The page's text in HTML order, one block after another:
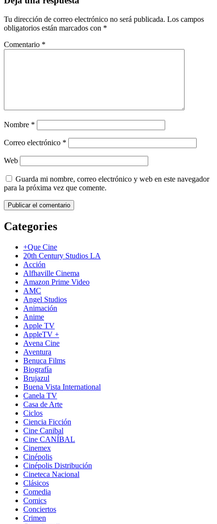
Tu dirección de correo electrónico no será publicada. Los campos
obligatorios están marcados con *
Comentario *
Nombre *
Correo electrónico *
Web
Guarda mi nombre, correo electrónico y web en este navegador
para la próxima vez que comente.
Categories
+Que Cine
20th Century Studios LA
Acción
Alfhaville Cinema
Amazon Prime Video
AMC
Angel Studios
Animación
Anime
Apple TV
AppleTV +
Avena Cine
Aventura
Benuca Films
Biografía
Brujazul
Buena Vista International
Canela TV
Casa de Arte
Ciclos
Ciencia Ficción
Cine Canibal
Cine CANÍBAL
Cinemex
Cinépolis
Cinépolis Distribución
Cineteca Nacional
Clásicos
Comedia
Comics
Conciertos
Crimen